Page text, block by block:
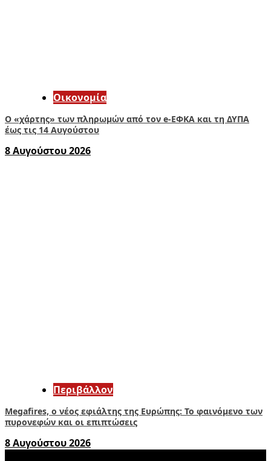
Οικονομία
Ο «χάρτης» των πληρωμών από τον e-ΕΦΚΑ και τη ΔΥΠΑ
έως τις 14 Αυγούστου
8 Αυγούστου 2026
Περιβάλλον
Megafires, ο νέος εφιάλτης της Ευρώπης: Το φαινόμενο των
πυρονεφών και οι επιπτώσεις
8 Αυγούστου 2026